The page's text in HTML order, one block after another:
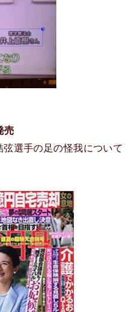
売
選手の足の怪我について